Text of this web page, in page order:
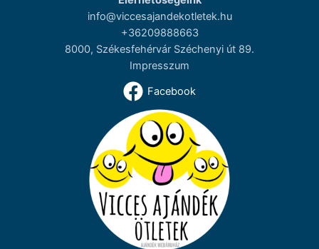
a
termékoldalon
választhatók
ki
info@viccesajandekotletek.hu
+36209888663
8000, Székesfehérvár Széchenyi út 89.
Impresszum
Facebook